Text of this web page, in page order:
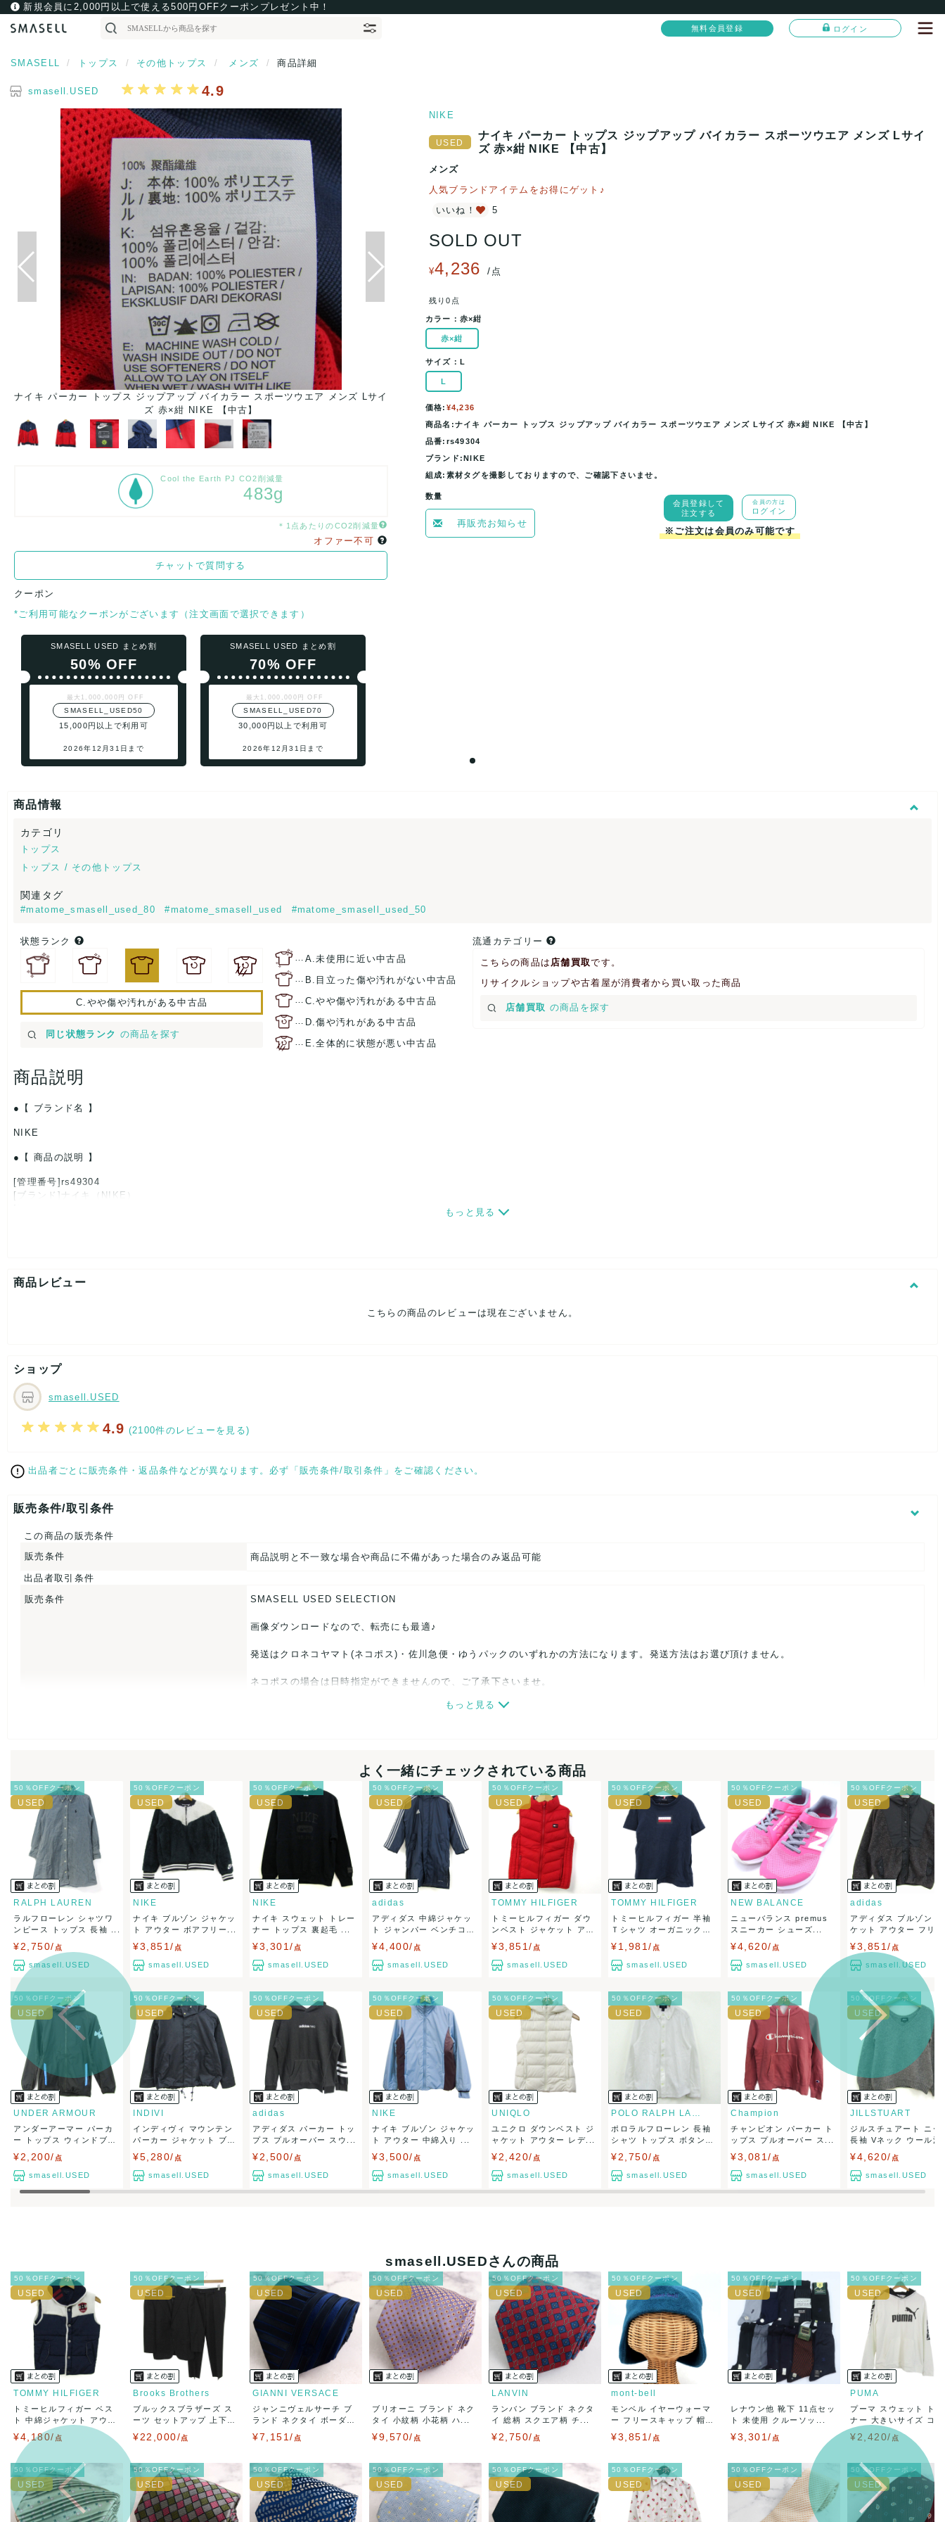
新規会員に2,000円以上で使える500円OFFクーポンプレゼント中！
無料会員登録 ログイン
SMASELL トップス その他トップス メンズ 商品詳細
smasell.USED 4.9
ナイキ パーカー トップス ジップアップ バイカラー スポーツウエア メンズ Lサイ
ズ 赤×紺 NIKE 【中古】
Cool the Earth PJ CO2削減量
483g
＊1点あたりのCO2削減量
オファー不可
チャットで質問する
NIKE
ナイキ パーカー トップス ジップアップ バイカラー スポーツウエア メンズ Lサイ
ズ 赤×紺 NIKE 【中古】
メンズ
人気ブランドアイテムをお得にゲット♪
いいね！
5
SOLD OUT
¥4,236 / 点
残り0点
カラー： 赤×紺
赤×紺
サイズ： L
L
価格: ¥4,236
商品名:ナイキ パーカー トップス ジップアップ バイカラー スポーツウエア メンズ Lサイズ 赤×紺 NIKE 【中古】
品番:rs49304
ブランド:NIKE
組成:素材タグを撮影しておりますので、ご確認下さいませ。
数量
再販売お知らせ
会員登録して
注文する
会員の方は
ログイン
※ご注文は会員のみ可能です
クーポン
*ご利用可能なクーポンがございます（注文画面で選択できます）
SMASELL USED まとめ割
50% OFF
最大1,000,000円 OFF
SMASELL_USED50
15,000円以上で利用可
2026年12月31日まで
SMASELL USED まとめ割
70% OFF
最大1,000,000円 OFF
SMASELL_USED70
30,000円以上で利用可
2026年12月31日まで
商品情報
カテゴリ
トップス
トップス / その他トップス
関連タグ
#matome_smasell_used_80 #matome_smasell_used #matome_smasell_used_50
状態ランク
C.やや傷や汚れがある中古品
同じ状態ランク の商品を探す
… A.未使用に近い中古品
… B.目立った傷や汚れがない中古品
… C.やや傷や汚れがある中古品
… D.傷や汚れがある中古品
… E.全体的に状態が悪い中古品
流通カテゴリー
こちらの商品は 店舗買取です。
リサイクルショップや古着屋が消費者から買い取った商品
店舗買取 の商品を探す
商品説明
【 ブランド名 】
NIKE
【 商品の説明 】
[管理番号]rs49304
[ブランド]ナイキ（NIKE）
着丈：約67cm
身幅：約64cm
こちらはUSED品になりますので、使用に伴い、
部分的に少々ダメージはございますが、
全体的には、まだまだご活躍頂けるお品になります。
ダメージはできる限り、撮影しておりますので、ご確認下さいませ。
[状態追記]ひもにハゲ箇所あり
身幅：約64cm
【 素材・成分 】
素材タグを撮影しておりますので、ご確認下さいませ。
【 商品札 】
もっと見る
商品レビュー
こちらの商品のレビューは現在ございません。
ショップ
smasell.USED
4.9 (2100件のレビューを見る)
出品者ごとに販売条件・返品条件などが異なります。必ず「販売条件/取引条件」をご確認ください。
販売条件/取引条件
この商品の販売条件
販売条件
商品説明と不一致な場合や商品に不備があった場合のみ返品可能
出品者取引条件
販売条件
SMASELL USED SELECTION
画像ダウンロードなので、転売にも最適♪
発送はクロネコヤマト(ネコポス)・佐川急便・ゆうパックのいずれかの方法になります。発送方法はお選び頂けません。
ネコポスの場合は日時指定ができませんので、ご了承下さいませ。
USED品に関しましては、見る方によって状態の価値観が異なりますので、トラブルを避けるため、神経質な方や完璧な商品を求められる方は御購
また商品には細心の注意をはらっておりますが、何かございましたら、レビュー記載前に必ずコメント欄よりご連絡お願い致します。対応できるこ
とがあれば、誠意をもって対応致します。
また並行輸入品もございますので、真贋方法などお答えできない場合もございます。
万が一、購入後に偽造品等が発覚しましたら、返品・返金にて対応致しますので、ご連絡お願い致します。
決済方法 クレジットカード、メルペイ、銀行振込、PayPay、コンビニ払い
出荷 送料： ¥1,650(見込み)
送料表を確認する
出荷目安：5営業日以内
出荷予定日：なるべく最短で発送致します。
兵庫県から出荷
もっと見る
よく一緒にチェックされている商品
50％OFFクーポン
RALPH LAUREN
ラルフローレン シャツワ
ンピース トップス 長袖 ...
¥2,750/ 点
smasell.USED
50％OFFクーポン
NIKE
ナイキ ブルゾン ジャケッ
ト アウター ボアフリー...
¥3,851/ 点
smasell.USED
50％OFFクーポン
NIKE
ナイキ スウェット トレー
ナー トップス 裏起毛 ...
¥3,301/ 点
smasell.USED
50％OFFクーポン
adidas
アディダス 中綿ジャケッ
ト ジャンパー ベンチコ
¥4,400/ 点
smasell.USED
50％OFFクーポン
TOMMY HILFIGER
トミーヒルフィガー ダウ
ンベスト ジャケット ア
¥3,851/ 点
smasell.USED
50％OFFクーポン
TOMMY HILFIGER
トミーヒルフィガー 半袖
Ｔシャツ オーガニックコ
¥1,981/ 点
smasell.USED
50％OFFクーポン
NEW BALANCE
ニューバランス premus
スニーカー シューズ...
¥4,620/ 点
smasell.USED
50％OFFクーポン
adidas
アディダス ブルゾン
ケット アウター フリ
¥3,851/ 点
smasell.USED
50％OFFクーポン
UNDER ARMOUR
アンダーアーマー パーカ
ー トップス ウィンドブ
¥2,200/ 点
smasell.USED
50％OFFクーポン
INDIVI
インディヴィ マウンテン
パーカー ジャケット ブ
¥5,280/ 点
smasell.USED
50％OFFクーポン
adidas
アディダス パーカー トッ
プス プルオーバー スウ...
¥2,500/ 点
smasell.USED
50％OFFクーポン
NIKE
ナイキ ブルゾン ジャケッ
ト アウター 中綿入り ...
¥3,500/ 点
smasell.USED
50％OFFクーポン
UNIQLO
ユニクロ ダウンベスト ジ
ャケット アウター レデ...
¥2,420/ 点
smasell.USED
50％OFFクーポン
POLO RALPH LAUREN
ポロラルフローレン 長袖
シャツ トップス ボタン
¥2,750/ 点
smasell.USED
50％OFFクーポン
Champion
チャンピオン パーカー ト
ップス プルオーバー ス...
¥3,081/ 点
smasell.USED
50％OFFクーポン
JILLSTUART
ジルスチュアート ニッ
長袖 Vネック ウール混
¥4,620/ 点
smasell.USED
smasell.USEDさんの商品
50％OFFクーポン
TOMMY HILFIGER
トミーヒルフィガー ベス
ト 中綿ジャケット アウ
¥4,180/ 点
50％OFFクーポン
Brooks Brothers
ブルックスブラザーズ ス
ーツ セットアップ 上下
¥22,000/点
50％OFFクーポン
GIANNI VERSACE
ジャンニヴェルサーチ ブ
ランド ネクタイ ボーダ
¥7,151/ 点
50％OFFクーポン
ブリオーニ ブランド ネク
タイ 小紋柄 小花柄 ハ...
¥9,570/ 点
50％OFFクーポン
LANVIN
ランバン ブランド ネクタ
イ 総柄 スクエア柄 チ...
¥2,750/ 点
50％OFFクーポン
mont-bell
モンベル イヤーウォーマ
ー フリースキャップ 帽
¥3,851/ 点
50％OFFクーポン
レナウン他 靴下 11点セッ
ト 未使用 クルーソッ...
¥3,301/ 点
50％OFFクーポン
PUMA
プーマ スウェット ト
ナー 大きいサイズ コ
¥2,420/ 点
50％OFFクーポン 50％OFFクーポン 50％OFFクーポン 50％OFFクーポン 50％OFFクーポン 50％OFFクーポン 50％OFFクーポン 50％OFFクーポン